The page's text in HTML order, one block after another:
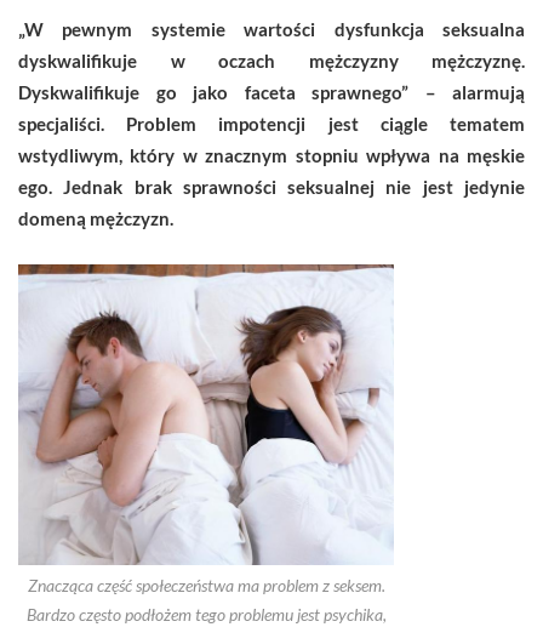
„W pewnym systemie wartości dysfunkcja seksualna
dyskwalifikuje w oczach mężczyzny mężczyznę.
Dyskwalifikuje go jako faceta sprawnego” – alarmują
specjaliści. Problem impotencji jest ciągle tematem
wstydliwym, który w znacznym stopniu wpływa na męskie
ego. Jednak brak sprawności seksualnej nie jest jedynie
domeną mężczyzn.
Znacząca część społeczeństwa ma problem z seksem.
Bardzo często podłożem tego problemu jest psychika,